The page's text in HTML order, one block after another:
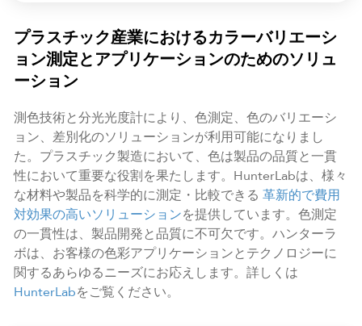
プラスチック産業におけるカラーバリエーシ
ョン測定とアプリケーションのためのソリュ
ーション
測色技術と分光光度計により、色測定、色のバリエーシ
ョン、差別化のソリューションが利用可能になりまし
た。プラスチック製造において、色は製品の品質と一貫
性において重要な役割を果たします。HunterLabは、様々
な材料や製品を科学的に測定・比較できる 革新的で費用
対効果の高いソリューションを提供しています。色測定
の一貫性は、製品開発と品質に不可欠です。ハンターラ
ボは、お客様の色彩アプリケーションとテクノロジーに
関するあらゆるニーズにお応えします。詳しくは
HunterLabをご覧ください。